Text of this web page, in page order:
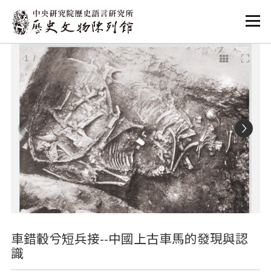
:::
:::
1/ 4
車錯轂兮短兵接--中國上古車馬的發現與認
識